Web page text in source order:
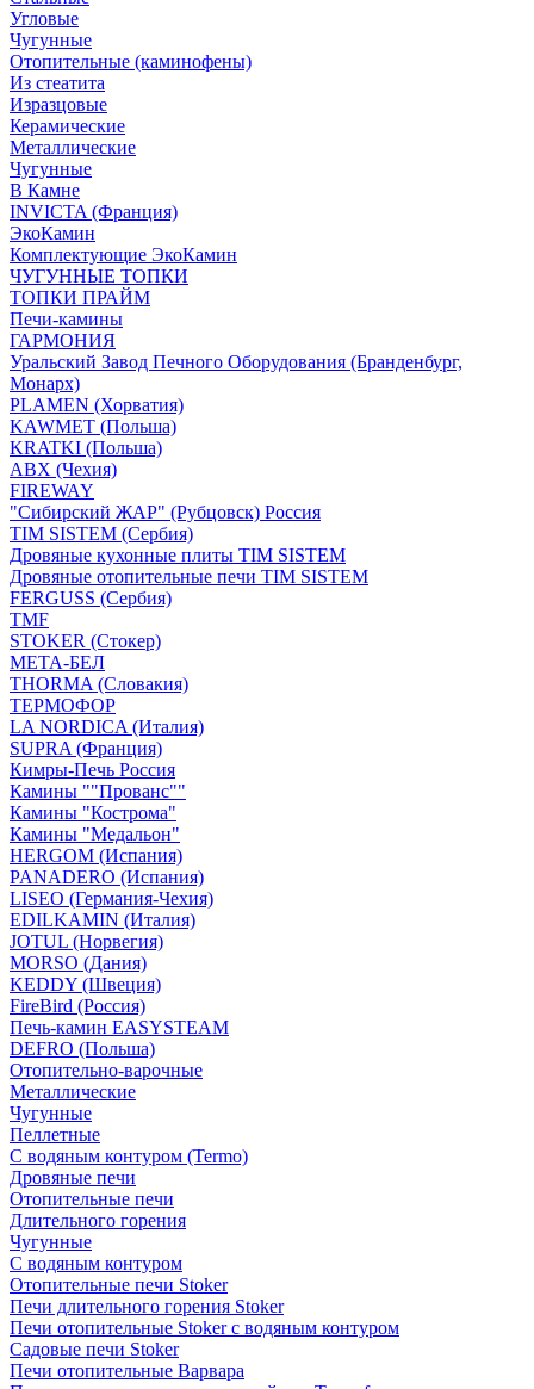
Угловые
Чугунные
Отопительные (каминофены)
Из стеатита
Изразцовые
Керамические
Металлические
Чугунные
В Камне
INVICTA (Франция)
ЭкоКамин
Комплектующие ЭкоКамин
ЧУГУННЫЕ ТОПКИ
ТОПКИ ПРАЙМ
Печи-камины
ГАРМОНИЯ
Уральский Завод Печного Оборудования (Бранденбург,
Монарх)
PLAMEN (Хорватия)
KAWMET (Польша)
KRATKI (Польша)
ABX (Чехия)
FIREWAY
"Сибирский ЖАР" (Рубцовск) Россия
TIM SISTEM (Сербия)
Дровяные кухонные плиты TIM SISTEM
Дровяные отопительные печи TIM SISTEM
FERGUSS (Сербия)
TMF
STOKER (Стокер)
МЕТА-БЕЛ
THORMA (Словакия)
ТЕРМОФОР
LA NORDICA (Италия)
SUPRA (Франция)
Кимры-Печь Россия
Камины ""Прованс""
Камины "Кострома"
Камины "Медальон"
HERGOM (Испания)
PANADERO (Испания)
LISEO (Германия-Чехия)
EDILKAMIN (Италия)
JOTUL (Норвегия)
MORSO (Дания)
KEDDY (Швеция)
FireBird (Россия)
Печь-камин EASYSTEAM
DEFRO (Польша)
Отопительно-варочные
Металлические
Чугунные
Пеллетные
С водяным контуром (Termo)
Дровяные печи
Отопительные печи
Длительного горения
Чугунные
C водяным контуром
Отопительные печи Stoker
Печи длительного горения Stoker
Печи отопительные Stoker с водяным контуром
Садовые печи Stoker
Печи отопительные Варвара